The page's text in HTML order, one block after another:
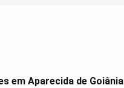
em Aparecida de Goiânia